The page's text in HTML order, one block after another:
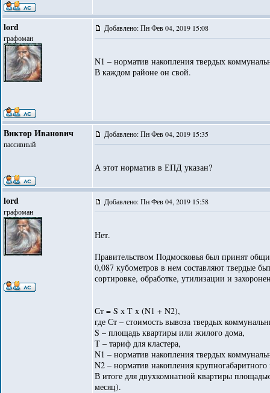
lord
графоман
Добавлено: Пн Фев 04, 2019 15:08
N1 – норматив накопления твердых
В каждом районе он свой.
Виктор Иванович
пассивный
Добавлено: Пн Фев 04, 2019 15:35
А этот норматив в ЕПД указан?
lord
графоман
Добавлено: Пн Фев 04, 2019 15:58
Нет.
Правительством Подмосковья был принят
0,087 кубометров в нем составляют твердые
сортировке, обработке, утилизации и
Ст = S х T х (N1 + N2),
где Ст – стоимость вывоза твердых
S – площадь квартиры или жилого дома,
Т – тариф для кластера,
N1 – норматив накопления твердых
N2 – норматив накопления крупногабаритного
В итоге для двухкомнатной квартиры
месяц).